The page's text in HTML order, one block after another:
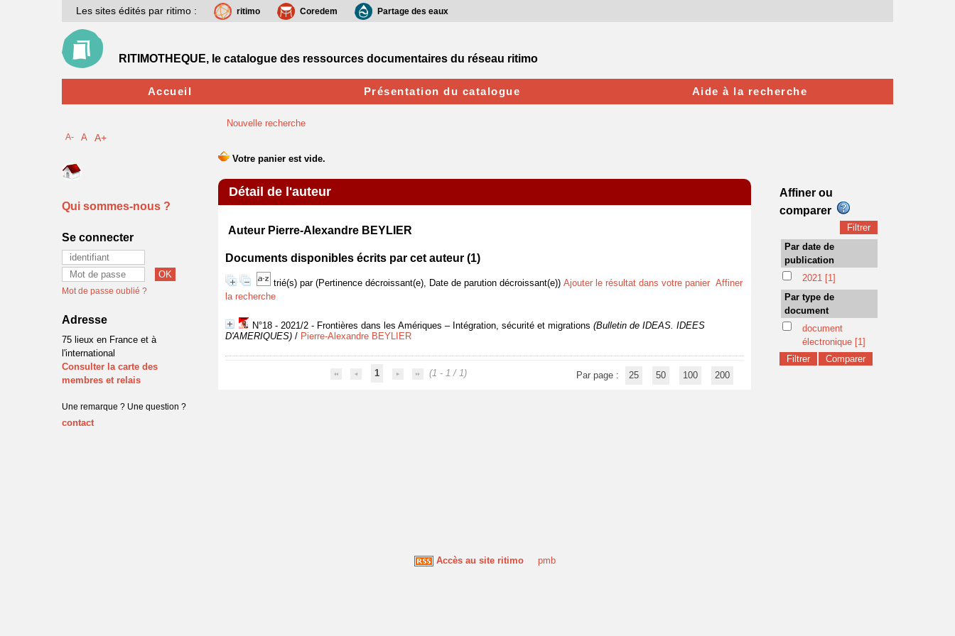
Nouvelle recherche
Détail de l'auteur
Auteur Pierre-Alexandre BEYLIER
Documents disponibles écrits par cet auteur (1)
trié(s) par (Pertinence décroissant(e), Date de parution décroissant(e)) Ajouter le résultat dans votre panier Affiner
la recherche
N°18 - 2021/2 - Frontières dans les Amériques – Intégration, sécurité et migrations (Bulletin de IDEAS. IDEES
D'AMERIQUES) / Pierre-Alexandre BEYLIER
1 (1 - 1 / 1) Par page : 25 50 100 200
Accès au site ritimo pmb
Les sites édités par ritimo : ritimo Coredem Partage des eaux
RITIMOTHEQUE, le catalogue des ressources documentaires du réseau ritimo
Accueil Présentation du catalogue Aide à la recherche
A- A A+
Qui sommes-nous ?
Se connecter
Mot de passe oublié ?
Adresse
75 lieux en France et à
l'international
Consulter la carte des
membres et relais
Une remarque ? Une question ?
contact
Affiner ou
comparer
Par date de
publication
2021 [1]
Par type de
document
document
électronique [1]